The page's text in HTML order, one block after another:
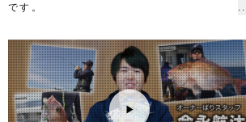
です。
が知る身近な淡水魚「コイ」。
今回は大手釣具店に勤務する荒山将行さんが
地元である栃木県の鬼怒川で、手軽に始めら
れるコイの吸い込み釣りを分かりやすく解説
します。
■使用製品